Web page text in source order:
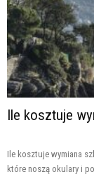
Ile kosztuje
Ile kosztuje wymiana
które noszą okulary i